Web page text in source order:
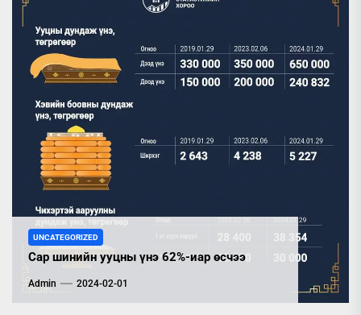
UNCATEGORIZED
Сар шинийн ууцны үнэ 62%-иар өсчээ
Admin 2024-02-01